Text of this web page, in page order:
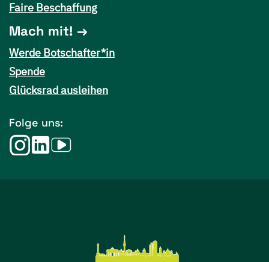
Faire Beschaffung
Mach mit!
Werde Botschafter*in
Spende
Glücksrad ausleihen
Folge uns: